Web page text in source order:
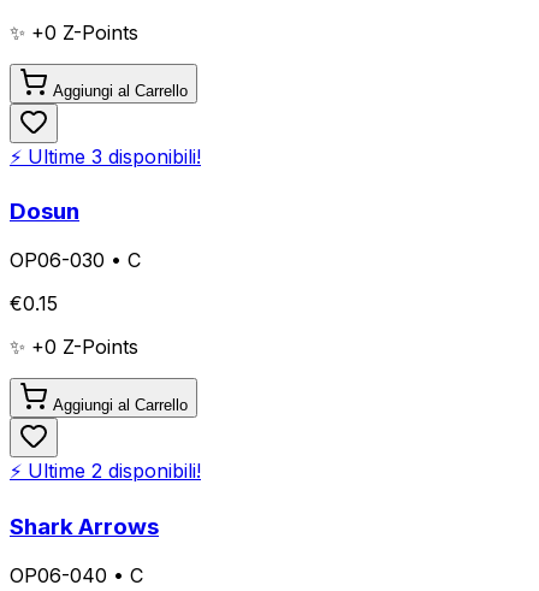
✨ +0 Z-Points
Aggiungi al Carrello
⚡ Ultime 3 disponibili!
Dosun
OP06-030 • C
€0.15
✨ +0 Z-Points
Aggiungi al Carrello
⚡ Ultime 2 disponibili!
Shark Arrows
OP06-040 • C